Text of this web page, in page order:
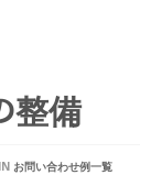
整備
お問い合わせ例一覧